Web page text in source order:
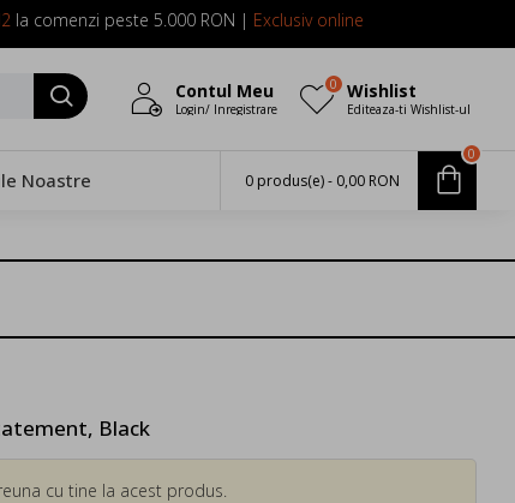
la comenzi peste 5.000 RON | Exclusiv online
Contul Meu
Login/ Inregistrare
Wishlist
Editeaza-ti Wishlist-ul
0
Noastre 0 produs(e) - 0,00 RON
0
Black
cu tine la acest produs.